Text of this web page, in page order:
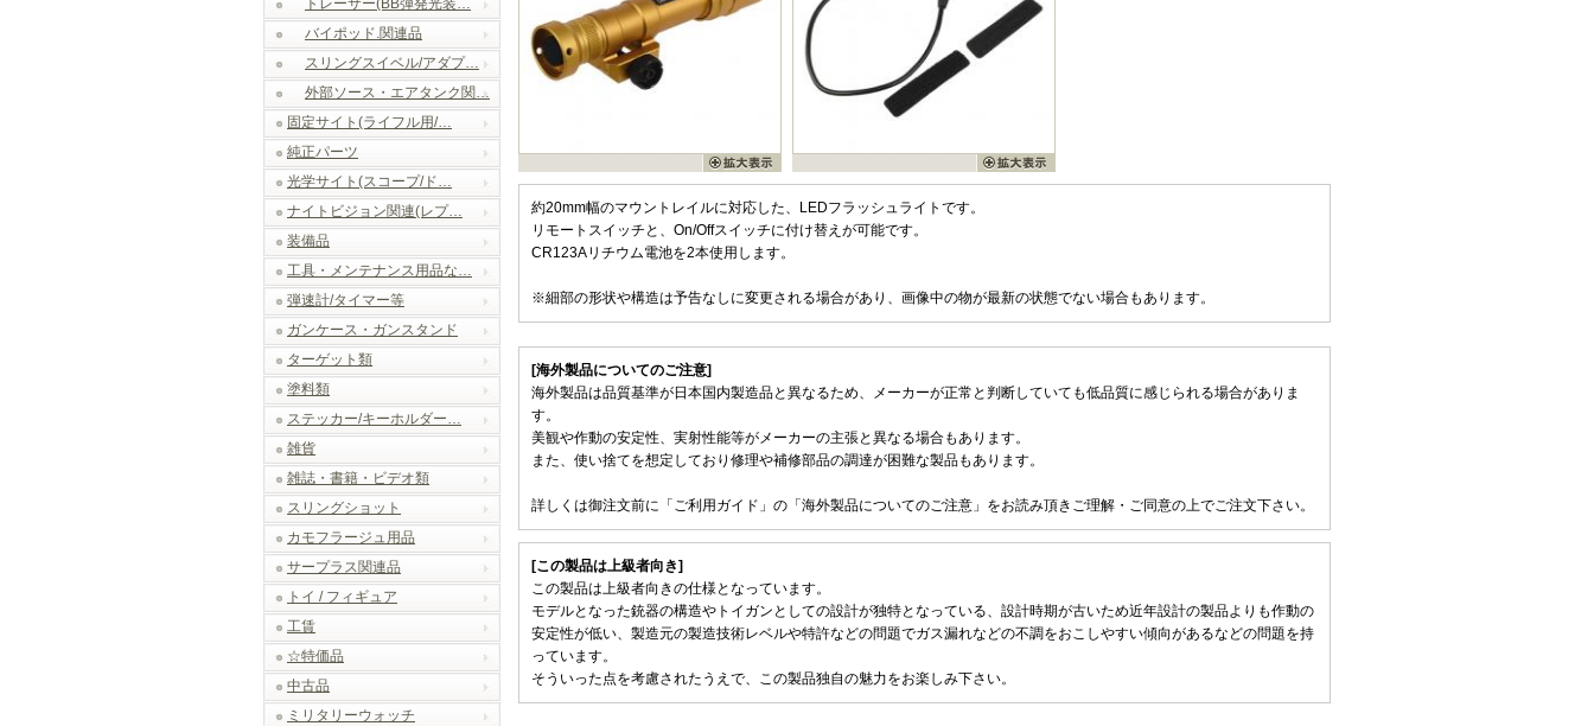
トレーサー(BB弾発光装…
バイポッド.関連品
スリングスイベル/アダプ…
外部ソース・エアタンク関…
固定サイト(ライフル用/…
純正パーツ
光学サイト(スコープ/ド…
ナイトビジョン関連(レプ…
装備品
工具・メンテナンス用品な…
弾速計/タイマー等
ガンケース・ガンスタンド
ターゲット類
塗料類
ステッカー/キーホルダー…
雑貨
雑誌・書籍・ビデオ類
スリングショット
カモフラージュ用品
サープラス関連品
トイ / フィギュア
工賃
☆特価品
中古品
ミリタリーウォッチ
約20mm幅のマウントレイルに対応した、LEDフラッシュライトです。
リモートスイッチと、On/Offスイッチに付け替えが可能です。
CR123Aリチウム電池を2本使用します。
※細部の形状や構造は予告なしに変更される場合があり、画像中の物が最新の状態でない場合もあります。
[海外製品についてのご注意]
海外製品は品質基準が日本国内製造品と異なるため、メーカーが正常と判断していても低品質に感じられる場合がありま
す。
美観や作動の安定性、実射性能等がメーカーの主張と異なる場合もあります。
また、使い捨てを想定しており修理や補修部品の調達が困難な製品もあります。
詳しくは御注文前に「ご利用ガイド」の「海外製品についてのご注意」をお読み頂きご理解・ご同意の上でご注文下さい。
[この製品は上級者向き]
この製品は上級者向きの仕様となっています。
モデルとなった銃器の構造やトイガンとしての設計が独特となっている、設計時期が古いため近年設計の製品よりも作動の
安定性が低い、製造元の製造技術レベルや特許などの問題でガス漏れなどの不調をおこしやすい傾向があるなどの問題を持
っています。
そういった点を考慮されたうえで、この製品独自の魅力をお楽しみ下さい。